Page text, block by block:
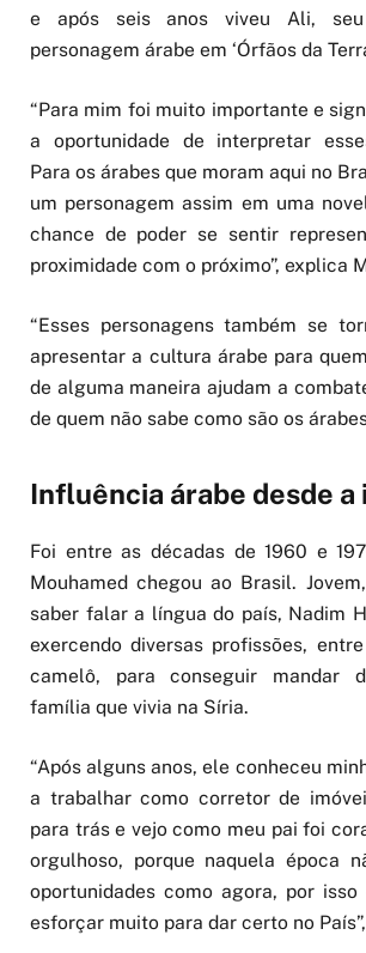
e após seis anos viveu Ali,
personagem árabe em ‘Órfãos da
“Para mim foi muito importante e
a oportunidade de interpretar
Para os árabes que moram aqui no
um personagem assim em uma
chance de poder se sentir
proximidade com o próximo”, explica
“Esses personagens também se
apresentar a cultura árabe para
de alguma maneira ajudam a
de quem não sabe como são os
Influência árabe desde a
Foi entre as décadas de 1960 e
Mouhamed chegou ao Brasil.
saber falar a língua do país, Nadim
exercendo diversas profissões,
camelô, para conseguir mandar
família que vivia na Síria.
“Após alguns anos, ele conheceu
a trabalhar como corretor de
para trás e vejo como meu pai foi
orgulhoso, porque naquela época
oportunidades como agora, por
esforçar muito para dar certo no